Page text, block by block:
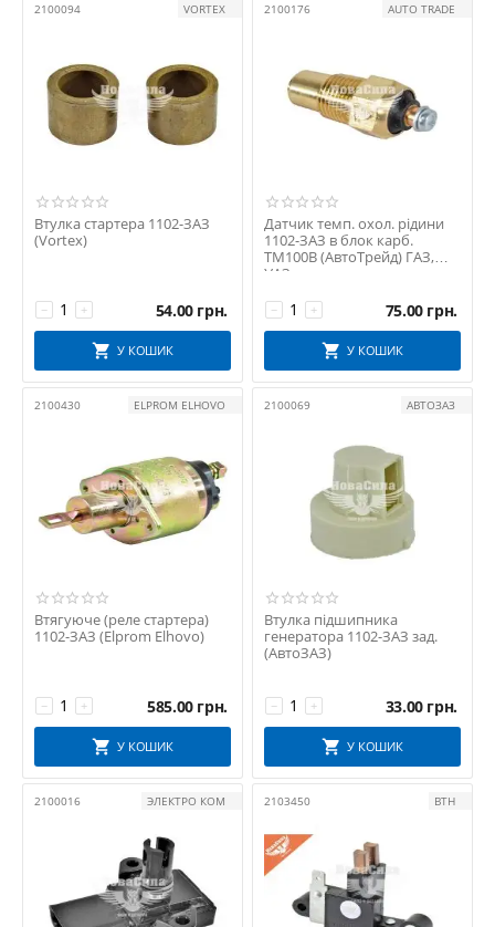
2100094 VORTEX
Втулка стартера 1102-ЗАЗ
(Vortex)
+
− 54.00 грн.
У КОШИК
2100176 AUTO TRADE
Датчик темп. охол. рідини
1102-ЗАЗ в блок карб.
ТМ100В (АвтоТрейд) ГАЗ,
УАЗ
+
− 75.00 грн.
У КОШИК
2100430 ELPROM ELHOVO
Втягуюче (реле стартера)
1102-ЗАЗ (Elprom Elhovo)
+
− 585.00 грн.
У КОШИК
2100069 АВТОЗАЗ
Втулка підшипника
генератора 1102-ЗАЗ зад.
(АвтоЗАЗ)
+
− 33.00 грн.
У КОШИК
2100016 ЭЛЕКТРО КОМ 2103450 ВТН